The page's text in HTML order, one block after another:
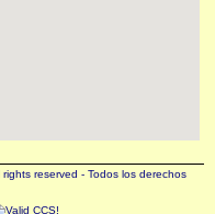
reserved - Todos los derechos